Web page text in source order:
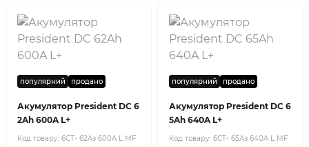
популярний продано
Акумулятор President DC 6
2Ah 600A L+
Код товару: 6CT- 62Aз 600A L MF
популярний продано
Акумулятор President DC 6
5Ah 640A L+
Код товару: 6CT- 65Aз 640A L MF